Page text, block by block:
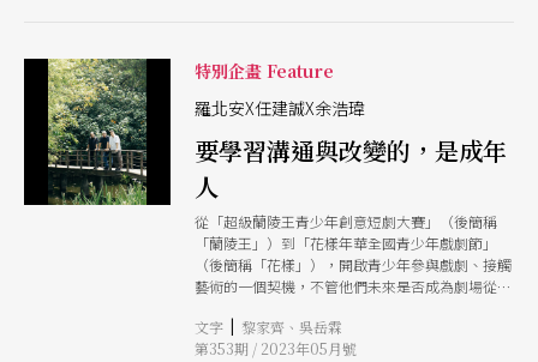
話』。」他將部分台詞拿掉，讓學生填空，例如
《威尼斯商人》中的猶太人、基督徒等名詞，可以
連結到自己關心的被壓迫族群，可能是同志、可能
是原住民。何一梵表示，在過程中也開始出現預期
之外的答案，例如國產車、御宅族等，都反映出每
位學生各自的生命經驗。他認為：「能夠開始表達
自己的委屈，然後說出來，那是一個很簡單的開
始。我希望可以再延伸下去，有一天他就可以體會
到『好好說話』。」
特別企畫 Feature
羅北安X任建誠X余浩瑋
要學習溝通與改變的，是成年
人
從「超級蘭陵王青少年創意短劇大賽」（後簡稱
「蘭陵王」）到「花樣年華全國青少年戲劇節」
（後簡稱「花樣」），開啟青少年參與戲劇、接觸
藝術的一個契機，不管他們未來是否成為劇場從業
甚至打開他們面對生命成長的角度與方法。 本期
雜誌邀請客座總編輯、同時也是現在舉辦「花樣」
文字 | 黎家齊、吳岳霖
第353期 / 2023年05月號